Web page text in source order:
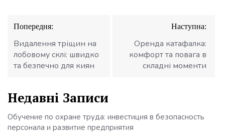
Навігація
записів
Попередня:
Видалення тріщин на
лобовому склі: швидко
та безпечно для киян
Наступна:
Оренда катафалка:
комфорт та повага в
складні моменти
Недавні Записи
Обучение по охране труда: инвестиция в безопасность
персонала и развитие предприятия